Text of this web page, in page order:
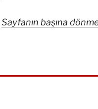
Sayfanın başına